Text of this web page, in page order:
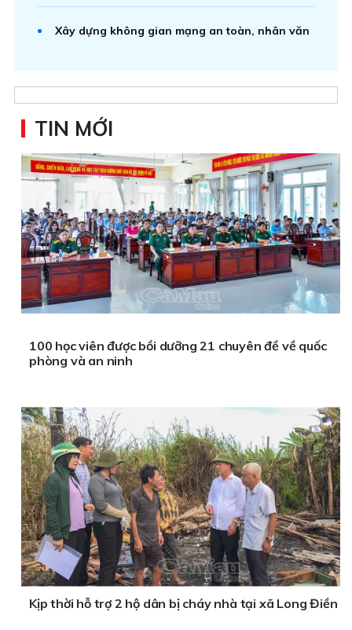
Xây dựng không gian mạng an toàn, nhân văn
TIN MỚI
100 học viên được bồi dưỡng 21 chuyên đề về quốc
phòng và an ninh
Kịp thời hỗ trợ 2 hộ dân bị cháy nhà tại xã Long Điền